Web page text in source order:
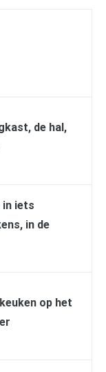
de hal,
in iets
in de
op het